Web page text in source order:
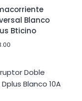
Blanco
Bticino